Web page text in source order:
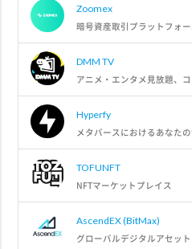
Zoomex
暗号資産取引プラットフォ
DMM TV
アニメ・エンタメ見放題、
Hyperfy
メタバースにおけるあなた
TOFUNFT
NFTマーケットプレイス
AscendEX (BitMax)
グローバルデジタルアセッ